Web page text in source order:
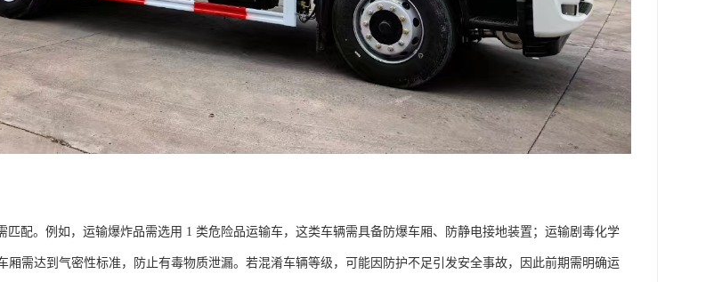
匹配。例如，运输爆炸品需选用 1 类危险品运输车，这类车辆需具备防爆车厢、防静电接地装置；运输剧毒化学
厢需达到气密性标准，防止有毒物质泄漏。若混淆车辆等级，可能因防护不足引发安全事故，因此前期需明确运